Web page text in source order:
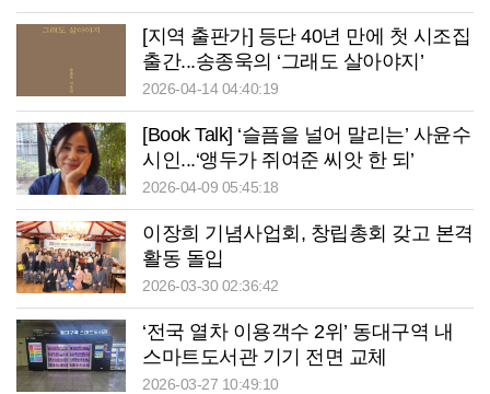
학과 사람’”
[지역 출판가] 등단 40년 만에 첫 시조집
출간...송종욱의 ‘그래도 살아야지’
2026-04-14 04:40:19
[Book Talk] ‘슬픔을 널어 말리는’ 사윤수
시인...‘앵두가 쥐여준 씨앗 한 되’
2026-04-09 05:45:18
이장희 기념사업회, 창립총회 갖고 본격
활동 돌입
2026-03-30 02:36:42
‘전국 열차 이용객수 2위’ 동대구역 내
스마트도서관 기기 전면 교체
2026-03-27 10:49:10